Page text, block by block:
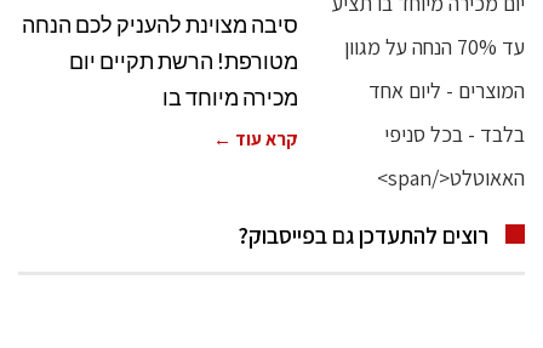
סיבה מצוינת להעניק לכם הנחה
מטורפת! הרשת תקיים יום
מכירה מיוחד בו
קרא עוד ←
רוצים להתעדכן גם בפייסבוק?